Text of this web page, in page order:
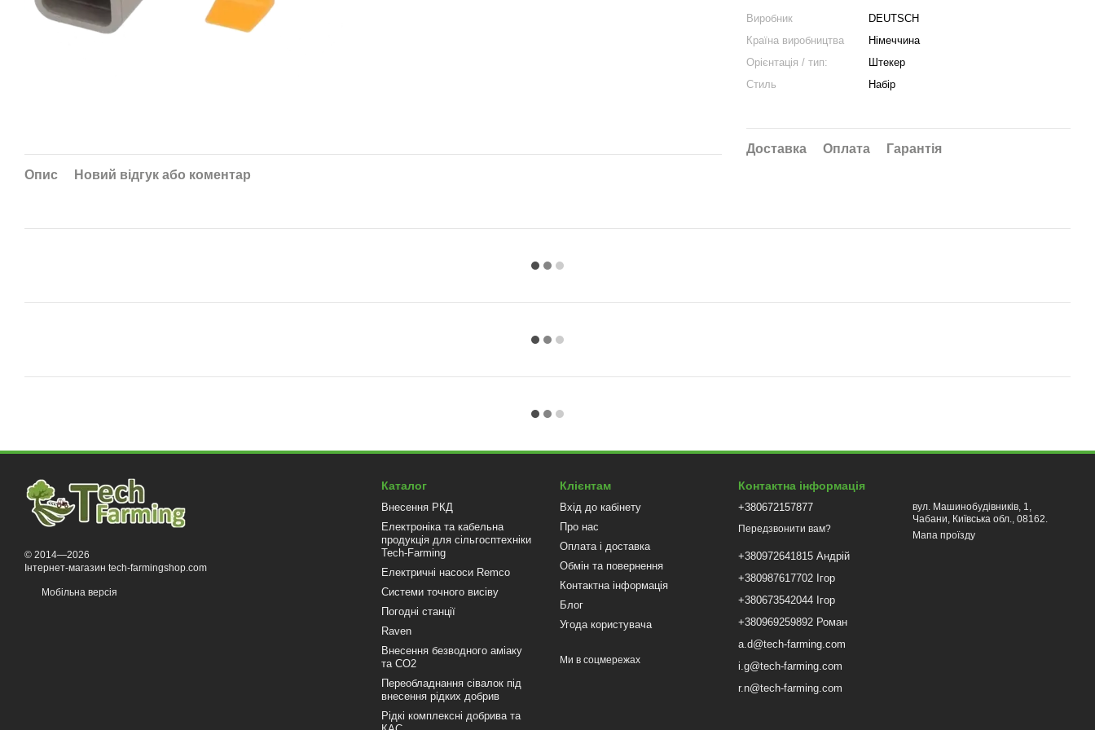
Виробник
DEUTSCH
Країна виробництва
Німеччина
Орієнтація / тип:
Штекер
Стиль
Набір
Доставка Оплата
Гарантія
Опис
Новий відгук або коментар
© 2014—2026
Інтернет-магазин tech-farmingshop.com
Мобільна версія
Каталог
Внесення РКД
Електроніка та кабельна
продукція для сільгосптехніки
Tech-Farming
Електричні насоси Remco
Системи точного висіву
Погодні станції
Raven
Внесення безводного аміаку
та CO2
Переобладнання сівалок під
внесення рідких добрив
Рідкі комплексні добрива та
Клієнтам
Вхід до кабінету
Про нас
Оплата і доставка
Обмін та повернення
Контактна інформація
Блог
Угода користувача
Ми в соцмережах
Контактна інформація
+380672157877
Передзвонити вам?
+380972641815 Андрій
+380987617702 Ігор
+380673542044 Ігор
+380969259892 Роман
a.d@tech-farming.com
i.g@tech-farming.com
r.n@tech-farming.com
вул. Машинобудівників, 1,
Чабани, Київська обл., 08162.
Мапа проїзду